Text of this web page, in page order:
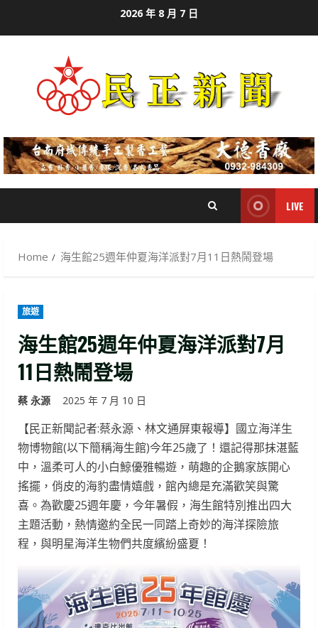
2026 年 8 月 7 日
LIVE
Home 海生館25週年仲夏海洋派對7月11日熱鬧登場
旅遊
海生館25週年仲夏海洋派對7月
11日熱鬧登場
蔡 永源 2025 年 7 月 10 日
【民正新聞記者:蔡永源、林文通屏東報導】國立海洋生
物博物館(以下簡稱海生館)今年25歲了！還記得那抹湛藍
中，溫柔可人的小白鯨優雅暢遊，萌趣的企鵝家族開心
搖擺，俏皮的海豹盡情嬉戲，館內總是充滿歡笑與驚
喜。為歡慶25週年慶，今年暑假，海生館特別推出四大
主題活動，熱情邀約全民一同踏上奇妙的海洋探險旅
程，與明星海洋生物們共度繽紛盛夏！